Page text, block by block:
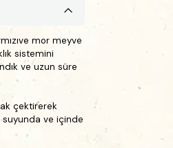
mor meyve
sistemini
ve uzun süre
çektirerek
ve içinde